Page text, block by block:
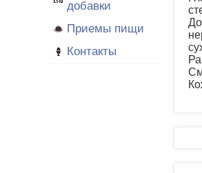
добавки
Приемы пищи
Контакты